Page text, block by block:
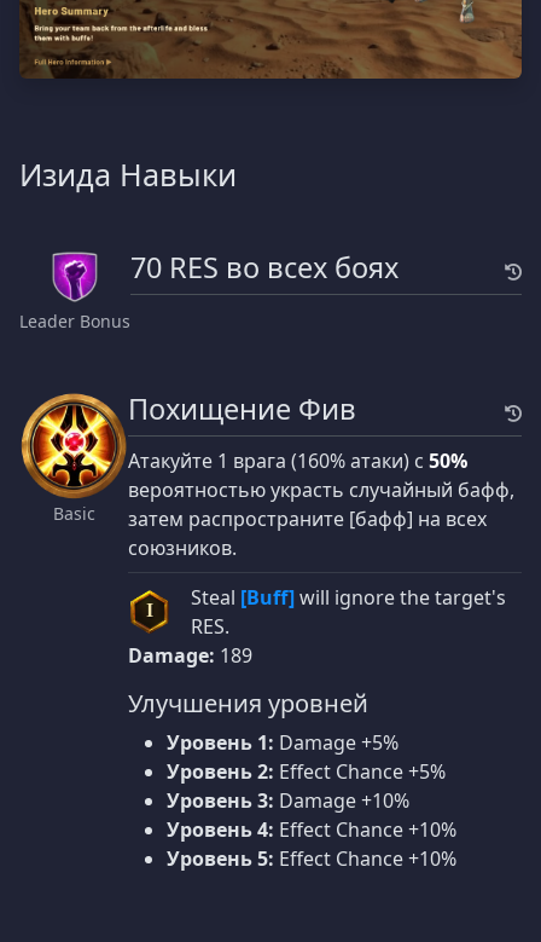
Изида Навыки
Leader Bonus
70 RES во всех боях
Basic
Похищение Фив
Атакуйте 1 врага (160% атаки) с 50%
вероятностью украсть случайный бафф,
затем распространите [бафф] на всех
союзников.
I Steal [Buff]will ignore the target's
RES.
Damage: 189
Улучшения уровней
Уровень 1: Damage +5%
Уровень 2: Effect Chance +5%
Уровень 3: Damage +10%
Уровень 4: Effect Chance +10%
Уровень 5: Effect Chance +10%